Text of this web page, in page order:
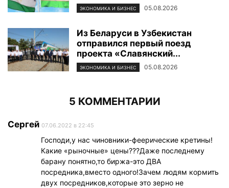
ЭКОНОМИКА И БИЗНЕС 05.08.2026
Из Беларуси в Узбекистан
отправился первый поезд
проекта «Славянский...
ЭКОНОМИКА И БИЗНЕС 05.08.2026
5 КОММЕНТАРИИ
Сергей 07.06.2022 в 22:45
Господи,у нас чиновники-феерические кретины!
Какие «рыночные» цены???Даже последнему
барану понятно,то биржа-это ДВА
посредника,вместо одного!Зачем людям кормить
двух посредников,которые это зерно не